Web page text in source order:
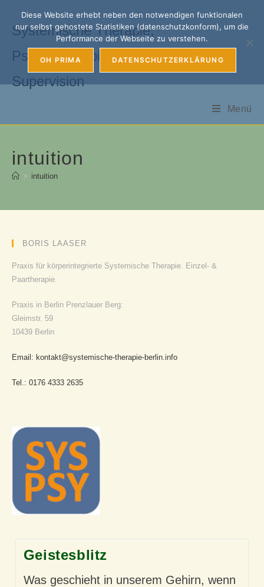
springen
Systemische Therapie,
Psychotherapie, Coaching &
Supervision
Menü
intuition
> intuition
BORIS LAASER
Praxis für körperintegrierte Systemische Therapie. Einzel- &
Paartherapie.
Praxis in Berlin Prenzlauer Berg:
Gleimstr. 59
10439 Berlin
Email: kontakt@systemische-therapie-berlin.info
Tel.: 0176 4333 2635
Geistesblitz
Was geschieht in unserem Gehirn, wenn
Diese Website erhebt neben den notwendigen funktionalen
nur selbst gehostete Statistiken (datenschutzkonform), um die
Performance der Webseite zu verstehen.
OH PRIMA DATENSCHUTZERKLÄRUNG